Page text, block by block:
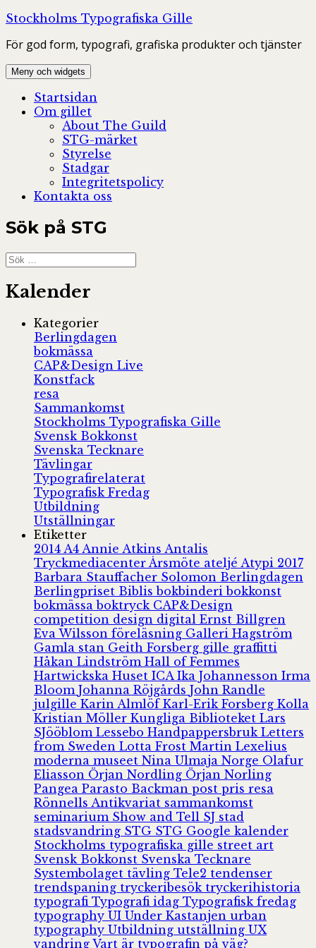
Hoppa
innehåll
Stockholms Typografiska Gille
För god form, typografi, grafiska produkter och tjänster
Meny och widgets
Startsidan
Om gillet
About The Guild
STG-märket
Styrelse
Stadgar
Integritetspolicy
Kontakta oss
Sök på STG
Sök
efter:
Kalender
Kategorier
Berlingdagen
bokmässa
CAP&Design Live
Konstfack
resa
Sammankomst
Stockholms Typografiska Gille
Svensk Bokkonst
Svenska Tecknare
Tävlingar
Typografirelaterat
Typografisk Fredag
Utbildning
Utställningar
Etiketter
2014 A4 Annie Atkins Antalis
Tryckmediacenter Årsmöte ateljé Atypi 2017
Barbara Stauffacher Solomon Berlingdagen
Berlingpriset Biblisbokbinderibokkonst
bokmässaboktryck CAP&Design
competition design digital Ernst Billgren
Eva Wilsson föreläsning Galleri Hagström
Gamla stan Geith Forsberg gille graffitti
Håkan Lindström Hall of Femmes
Hartwickska Huset ICA Ika Johannesson Irma
Bloom Johanna Röjgårds John Randle
julgille Karin Almlöf Karl-Erik Forsberg Kolla
Kristian Möller Kungliga Biblioteket Lars
SJööblom Lessebo Handpappersbruk Letters
from Sweden Lotta Frost Martin Lexelius
moderna museet Nina Ulmaja Norge Olafur
Eliasson Örjan Nordling Örjan Norling
Pangea Parasto Backman post pris resa
Rönnells Antikvariat sammankomst
seminarium Show and Tell SJ stad
stadsvandring STG STG Google kalender
Stockholms typografiska gille street art
Svensk Bokkonst Svenska Tecknare
Systembolaget tävling Tele2 tendenser
trendspaning tryckeribesök tryckerihistoria
typografi Typografi idag Typografisk fredag
typography UI Under Kastanjen urban
typography Utbildning utställning UX
vandring Vart är typografin på väg?